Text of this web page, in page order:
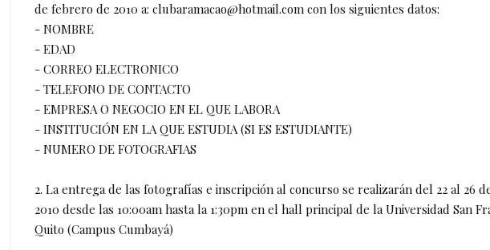
de febrero de 2010 a: clubaramacao@hotmail.com con los siguientes datos:
- NOMBRE
- EDAD
- CORREO ELECTRONICO
- TELEFONO DE CONTACTO
- EMPRESA O NEGOCIO EN EL QUE LABORA
- INSTITUCIÓN EN LA QUE ESTUDIA (SI ES ESTUDIANTE)
- NUMERO DE FOTOGRAFIAS
2. La entrega de las fotografías e inscripción al concurso se realizarán del 22 al 26
2010 desde las 10:00am hasta la 1:30pm en el hall principal de la Universidad San
Quito (Campus Cumbayá)